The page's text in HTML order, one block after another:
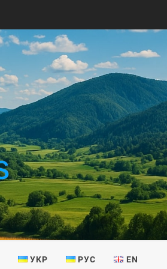
УКР РУС EN